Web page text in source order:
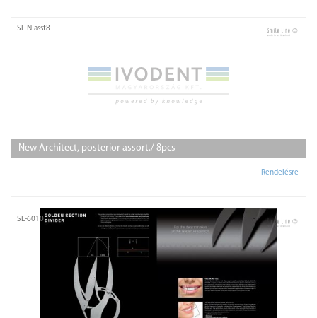
SL-N-asst8
New Architect, posterior assort./ 8pcs
Rendelésre
SL-6010